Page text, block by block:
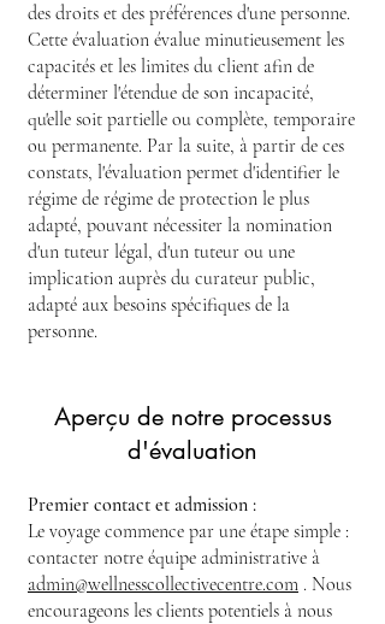
des droits et des préférences d'une personne.
Cette évaluation évalue minutieusement les
capacités et les limites du client afin de
déterminer l'étendue de son incapacité,
qu'elle soit partielle ou complète, temporaire
ou permanente. Par la suite, à partir de ces
constats, l'évaluation permet d'identifier le
régime de régime de protection le plus
adapté, pouvant nécessiter la nomination
d'un tuteur légal, d'un tuteur ou une
implication auprès du curateur public,
adapté aux besoins spécifiques de la
personne.
Aperçu de notre processus
d'évaluation
Premier contact et admission :
Le voyage commence par une étape simple :
contacter notre équipe administrative à
admin@wellnesscollectivecentre.com . Nous
encourageons les clients potentiels à nous